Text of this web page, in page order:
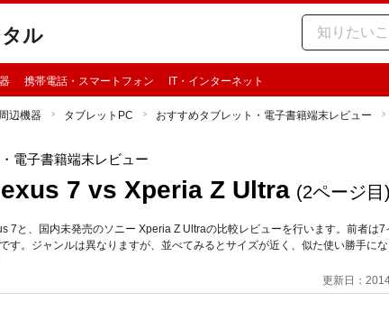
ル
携帯電話・スマートフォン IT・インターネット
辺機器 タブレットPC おすすめタブレット・電子書籍端末レビュー
電子書籍端末レビュー
7 vs Xperia Z Ultra (2ページ目)
7と、国内未発売のソニー Xperia Z Ultraの比較レビューを行います。前者は7
す。ジャンルは異なりますが、並べてみるとサイズが近く、似た使い勝手に
更新日：